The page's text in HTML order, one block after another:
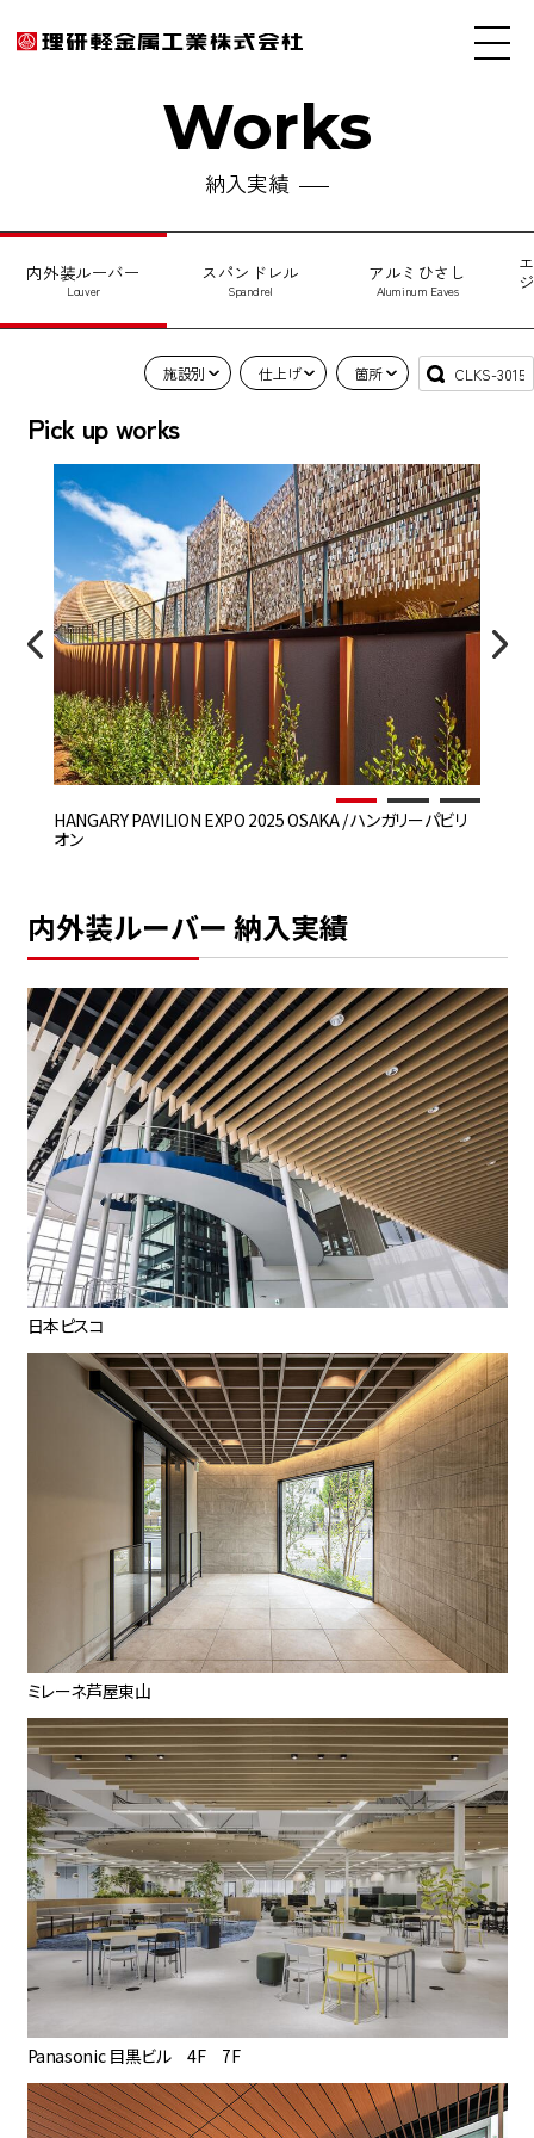
Works
納入実績
内外装ルーバー
Louver
スパンドレル
Spandrel
アルミひさし
Aluminum Eaves
施設別 仕上げ 箇所
Pick up works
HANGARY PAVILION EXPO 2025 OSAKA / ハンガリーパビリ
オン
内外装ルーバー 納入実績
日本ピスコ
ミレーネ芦屋東山
Panasonic 目黒ビル 4F 7F